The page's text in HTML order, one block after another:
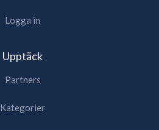
Logga in
Upptäck
Partners
Kategorier